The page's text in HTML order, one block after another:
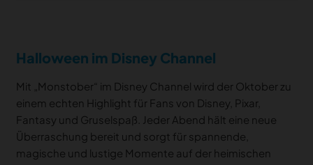
Halloween im Disney Channel
Mit „Monstober“ im Disney Channel wird der Oktober zu
einem echten Highlight für Fans von Disney, Pixar,
Fantasy und Gruselspaß. Jeder Abend hält eine neue
Überraschung bereit und sorgt für spannende,
magische und lustige Momente auf der heimischen